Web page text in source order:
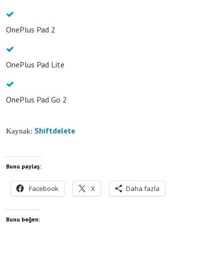
OnePlus Pad 2
OnePlus Pad Lite
OnePlus Pad Go 2
Kaynak: Shiftdelete
Bunu paylaş:
Facebook X Daha fazla
Bunu beğen: